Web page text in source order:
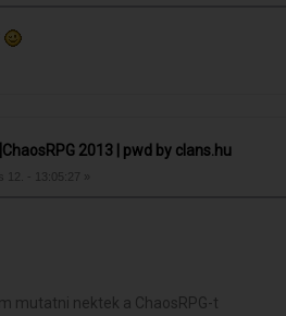
2013 | pwd by clans.hu
12. - 13:05:27 »
mutatni nektek a ChaosRPG-t